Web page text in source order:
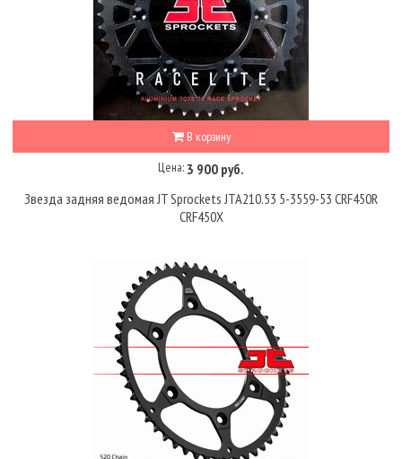
В корзину
Цена: 3 900 руб.
Звезда задняя ведомая JT Sprockets JTA210.53 5-3559-53 CRF450R
CRF450X